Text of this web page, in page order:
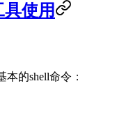
具使用
本的shell命令：